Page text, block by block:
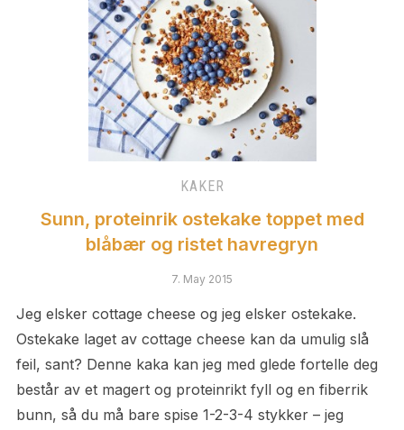
KAKER
Sunn, proteinrik ostekake toppet med
blåbær og ristet havregryn
7. May 2015
Jeg elsker cottage cheese og jeg elsker ostekake.
Ostekake laget av cottage cheese kan da umulig slå
feil, sant? Denne kaka kan jeg med glede fortelle deg
består av et magert og proteinrikt fyll og en fiberrik
bunn, så du må bare spise 1-2-3-4 stykker – jeg